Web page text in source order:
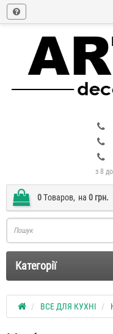
з 8
0Tоваров, на 0 грн.
Категорії
ВСЕ ДЛЯ КУХНІ